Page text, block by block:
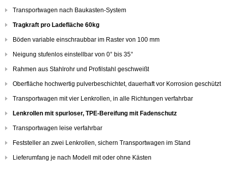
Transportwagen nach Baukasten-System
Tragkraft pro Ladefläche 60kg
Böden variable einschraubbar im Raster von 100 mm
Neigung stufenlos einstellbar von 0° bis 35°
Rahmen aus Stahlrohr und Profilstahl geschweißt
Oberfläche hochwertig pulverbeschichtet, dauerhaft vor Korrosion geschützt
Transportwagen mit vier Lenkrollen, in alle Richtungen verfahrbar
Lenkrollen mit spurloser, TPE-Bereifung mit Fadenschutz
Transportwagen leise verfahrbar
Feststeller an zwei Lenkrollen, sichern Transportwagen im Stand
Lieferumfang je nach Modell mit oder ohne Kästen